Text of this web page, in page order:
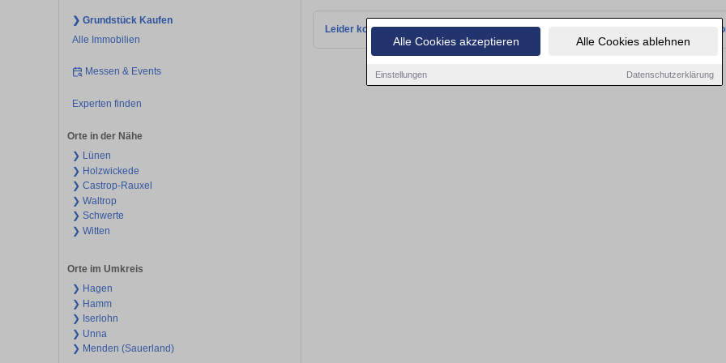
Alle Cookies akzeptieren Alle Cookies ablehnen
Einstellungen Datenschutzerklärung
❯ Grundstück Kaufen
Alle Immobilien
Messen & Events
Experten finden
Orte in der Nähe
❯ Lünen
❯ Holzwickede
❯ Castrop-Rauxel
❯ Waltrop
❯ Schwerte
❯ Witten
Orte im Umkreis
❯ Hagen
❯ Hamm
❯ Iserlohn
❯ Unna
❯ Menden (Sauerland)
Leider konnten wir derzeit keine passenden Objekte finden. Schauen Sie bald wieder